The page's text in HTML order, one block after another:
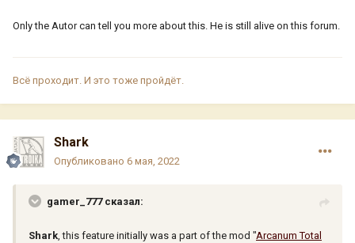
Only the Autor can tell you more about this. He is still alive on this forum.
Всё проходит. И это тоже пройдёт.
Shark
Опубликовано 6 мая, 2022
gamer_777 сказал:
Shark, this feature initially was a part of the mod "Arcanum Total